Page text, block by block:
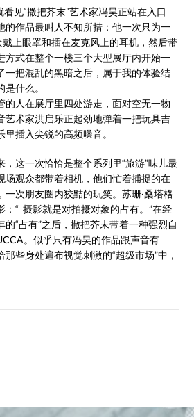
见“撒把芥末”艺术家冯昊正站在入口
的作品最叫人不知所措：他一次只为一
戴上眼罩和插在麦克风上的耳机，然后带
方式在整个一楼三个大型展厅内开始一
一把混乱的黑暗之后，属于我的体验结
什么。
的人在展厅里四处游走，面对空无一物
艺术家洪启乐正起劲地弹着一把玩具吉
插入尖锐的高频噪音。
这一次恰恰是整个系列里“旅游”味儿最
场观众都带着相机，他们忙着捕捉的在
一次朋友圈内狡黠的玩笑。苏珊·桑塔格
：“ 摄影就是对拍摄对象的占有。”在经
的“占有”之后，撒把芥末带着一种强烈自
。似乎只有冯昊的作品跟声音有
些身处遍布视觉刺激的“超级市场”中，